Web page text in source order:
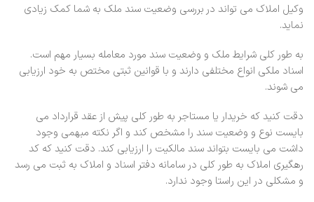
وکیل املاک می تواند در بررسی وضعیت سند ملک به شما کمک زیادی
نماید.
به طور کلی شرایط ملک و وضعیت سند مورد معامله بسیار مهم است.
اسناد ملکی انواع مختلفی دارند و با قوانین ثبتی مختص به خود ارزیابی
می شوند.
دقت کنید که خریدار یا مستاجر به طور کلی پیش از عقد قرارداد می
بایست نوع و وضعیت سند را مشخص کند و اگر نکته مبهمی وجود
داشت می بایست بتواند سند مالکیت را ارزیابی کند. دقت کنید که کد
رهگیری املاک به طور کلی در سامانه دفتر اسناد و املاک به ثبت می رسد
و مشکلی در این راستا وجود ندارد.